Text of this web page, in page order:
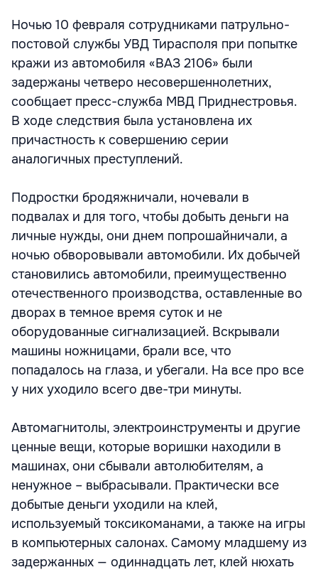
Ночью 10 февраля сотрудниками патрульно-
постовой службы УВД Тирасполя при попытке
кражи из автомобиля «ВАЗ 2106» были
задержаны четверо несовершеннолетних,
сообщает пресс-служба МВД Приднестровья.
В ходе следствия была установлена их
причастность к совершению серии
аналогичных преступлений.
Подростки бродяжничали, ночевали в
подвалах и для того, чтобы добыть деньги на
личные нужды, они днем попрошайничали, а
ночью обворовывали автомобили. Их добычей
становились автомобили, преимущественно
отечественного производства, оставленные во
дворах в темное время суток и не
оборудованные сигнализацией. Вскрывали
машины ножницами, брали все, что
попадалось на глаза, и убегали. На все про все
у них уходило всего две-три минуты.
Автомагнитолы, электроинструменты и другие
ценные вещи, которые воришки находили в
машинах, они сбывали автолюбителям, а
ненужное – выбрасывали. Практически все
добытые деньги уходили на клей,
используемый токсикоманами, а также на игры
в компьютерных салонах. Самому младшему из
задержанных — одиннадцать лет, клей нюхать